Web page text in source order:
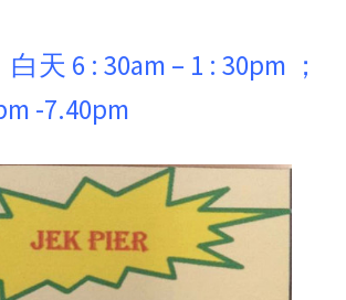
白天 6 : 30am – 1 : 30pm ；
-7.40pm